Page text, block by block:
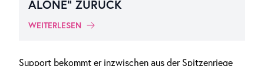
ALONE“ ZURÜCK
WEITERLESEN
Support bekommt er inzwischen aus der Spitzenriege